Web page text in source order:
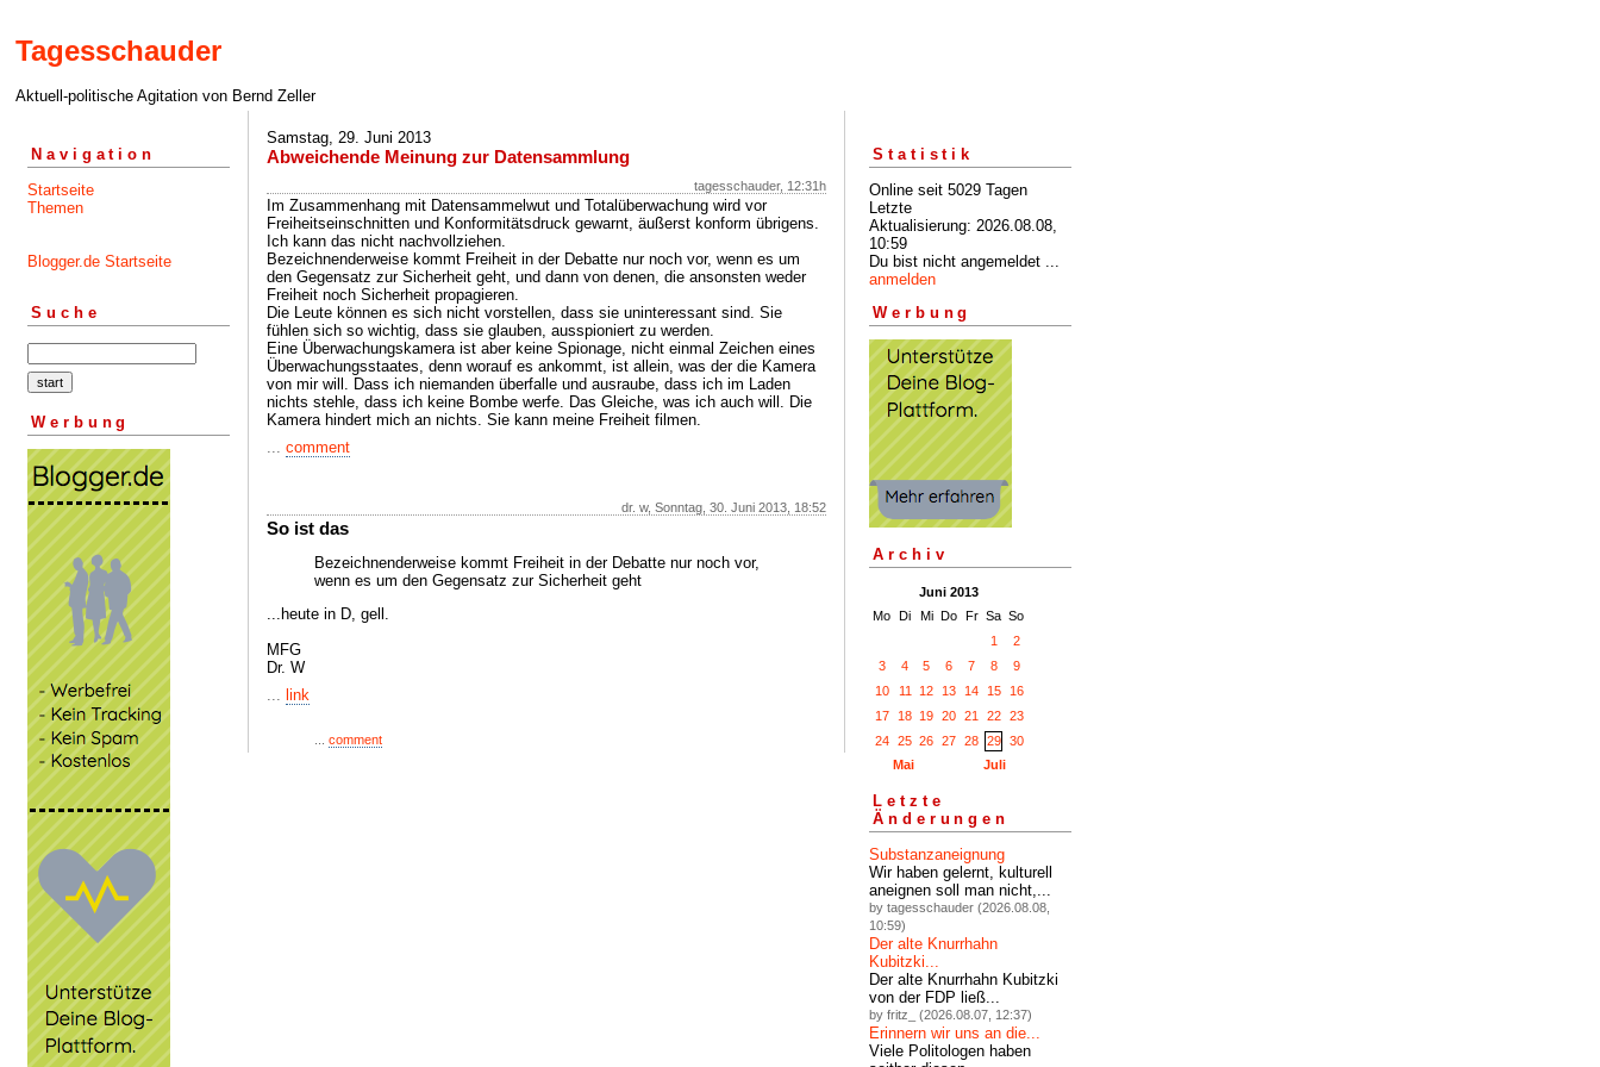
Tagesschauder
Aktuell-politische Agitation von Bernd Zeller
Navigation
Startseite
Themen
Blogger.de Startseite
Suche
Werbung
Samstag, 29. Juni 2013
Abweichende Meinung zur Datensammlung
tagesschauder, 12:31h
Im Zusammenhang mit Datensammelwut und Totalüberwachung wird vor
Freiheitseinschnitten und Konformitätsdruck gewarnt, äußerst konform übrigens.
Ich kann das nicht nachvollziehen.
Bezeichnenderweise kommt Freiheit in der Debatte nur noch vor, wenn es um
den Gegensatz zur Sicherheit geht, und dann von denen, die ansonsten weder
Freiheit noch Sicherheit propagieren.
Die Leute können es sich nicht vorstellen, dass sie uninteressant sind. Sie
fühlen sich so wichtig, dass sie glauben, ausspioniert zu werden.
Eine Überwachungskamera ist aber keine Spionage, nicht einmal Zeichen eines
Überwachungsstaates, denn worauf es ankommt, ist allein, was der die Kamera
von mir will. Dass ich niemanden überfalle und ausraube, dass ich im Laden
nichts stehle, dass ich keine Bombe werfe. Das Gleiche, was ich auch will. Die
Kamera hindert mich an nichts. Sie kann meine Freiheit filmen.
... comment
dr. w, Sonntag, 30. Juni 2013, 18:52
So ist das
Bezeichnenderweise kommt Freiheit in der Debatte nur noch vor,
wenn es um den Gegensatz zur Sicherheit geht
...heute in D, gell.
MFG
Dr. W
... link
comment
Statistik
Online seit 5029 Tagen
Letzte
Aktualisierung: 2026.08.08,
10:59
Du bist nicht angemeldet ...
anmelden
Werbung
Archiv
Juni 2013
Mo Di Mi Do Fr Sa So
1
2
3
4 5 6 7 8
9
10
11 12 13 14 15
16
17
18 19 20 21 22
23
24
25 26 27 28 29
30
Mai
Juli
Letzte
Änderungen
Substanzaneignung
Wir haben gelernt, kulturell
aneignen soll man nicht,...
by tagesschauder (2026.08.08,
10:59)
Der alte Knurrhahn
Kubitzki...
Der alte Knurrhahn Kubitzki
von der FDP ließ...
by fritz_ (2026.08.07, 12:37)
Erinnern wir uns an die...
Viele Politologen haben